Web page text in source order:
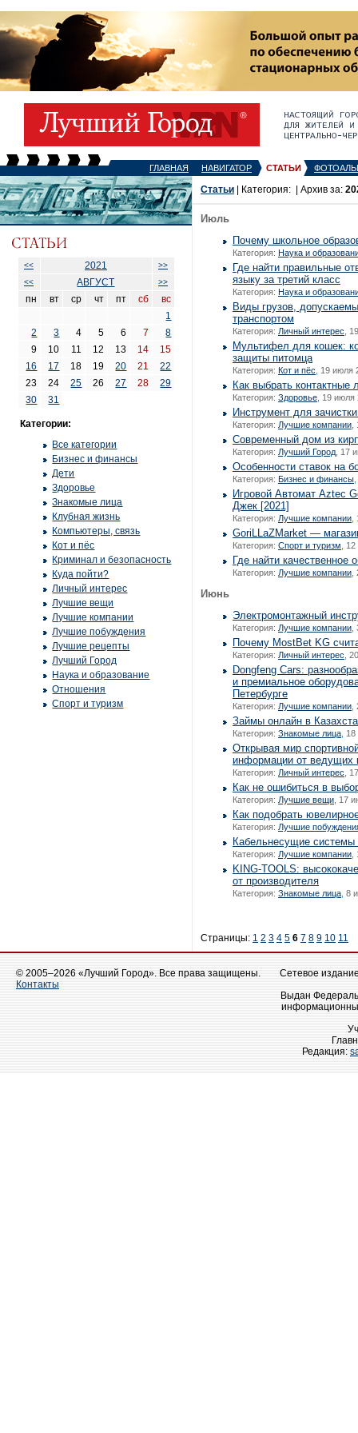
ГЛАВНАЯ НАВИГАТОР СТАТЬИ
<< 2021
>>
<<
АВГУСТ >>
пн вт ср чт пт сб
вс
1
2
3 4 5 6 7
8
9
10 11 12 13 14
15
16
17 18 19 20 21
22
23
24 25 26 27 28
29
30
31
Категории:
Все категории
Бизнес и финансы
Дети
Здоровье
Знакомые лица
Клубная жизнь
Компьютеры, связь
Кот и пёс
Криминал и безопасность
Куда пойти?
Личный интерес
Лучшие вещи
Лучшие компании
Лучшие побуждения
Лучшие рецепты
Лучший Город
Наука и образование
Отношения
Спорт и туризм
Статьи | Категория: | Архив за:
Июль
Почему школьное
Категория: Наука и
Где найти правильные
языку за третий класс
Категория: Наука и
Виды грузов,
транспортом
Категория: Личный интерес ,
Мультифел для кошек:
защиты питомца
Категория: Кот и пёс , 19 июля
Как выбрать контактные
Категория: Здоровье , 19
Инструмент для
Категория: Лучшие компании
Современный дом из
Категория: Лучший Город , 17
Особенности ставок на
Категория: Бизнес и финансы
Игровой Автомат Aztec
Джек [2021]
Категория: Лучшие компании
GoriLLaZMarket —
Категория: Спорт и туризм ,
Где найти качественное
Категория: Лучшие компании
Июнь
Электромонтажный
Категория: Лучшие компании
Почему MostBet KG
Категория: Личный интерес ,
Dongfeng Cars:
и премиальное
Петербурге
Категория: Лучшие компании
Займы онлайн в
Категория: Знакомые лица ,
Открывая мир
информации от ведущих
Категория: Личный интерес ,
Как не ошибиться в
Категория: Лучшие вещи , 17
Как подобрать
Категория: Лучшие
Кабельнесущие
Категория: Лучшие компании
KING-TOOLS:
от производителя
Категория: Знакомые лица , 8
Страницы: 1 2 3 4 5 6 7 8 9 10 11
© 2005–2026 «Лучший Город». Все права защищены.
Контакты
Сетевое
Выдан
Редакция: